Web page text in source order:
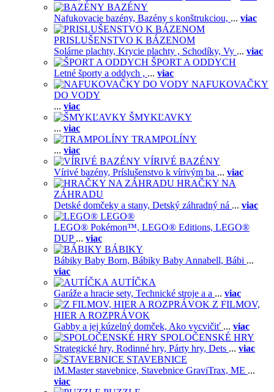
BAZÉNY
Nafukovacie bazény, Bazény s konštrukciou, ... viac
PRISLUŠENSTVO K BÁZENOM
Solárne plachty, Krycie plachty , Schodíky, Vy ... viac
ŠPORT A ODDYCH
Letné športy a oddych , ... viac
NAFUKOVAČKY
DO VODY
... viac
ŠMYKĽAVKY
... viac
TRAMPOLÍNY
... viac
VÍRIVÉ BAZÉNY
Vírivé bazény, Príslušenstvo k vírivým ba ... viac
HRAČKY NA
ZÁHRADU
Detské domčeky a stany, Detský záhradný ná ... viac
LEGO®
LEGO® Pokémon™, LEGO® Editions, LEGO®
DUP ... viac
BÁBIKY
Bábiky Baby Born, Bábiky Baby Annabell, Bábi ...
viac
AUTÍČKA
Garáže a hracie sety, Technické stroje a a ... viac
Z FILMOV,
HIER A ROZPRÁVOK
Gabby a jej kúzelný domček, Ako vycvičiť ... viac
SPOLOČENSKÉ HRY
Strategické hry, Rodinné hry, Párty hry, Dets ... viac
STAVEBNICE
iM.Master stavebnice, Stavebnice GraviTrax, ME ...
viac